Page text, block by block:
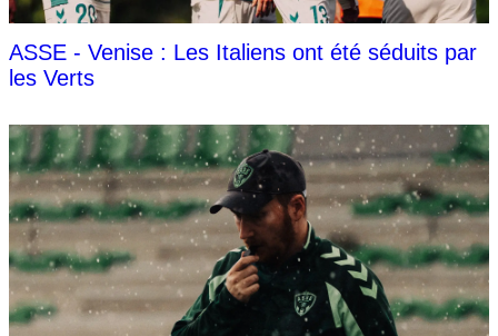
ASSE - Venise : Les Italiens ont été séduits par
les Verts